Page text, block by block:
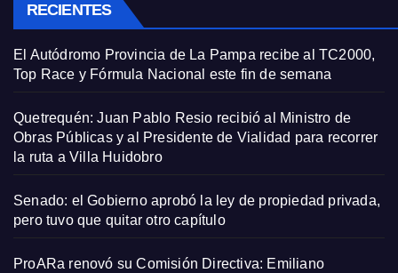
RECIENTES
El Autódromo Provincia de La Pampa recibe al TC2000,
Top Race y Fórmula Nacional este fin de semana
Quetrequén: Juan Pablo Resio recibió al Ministro de
Obras Públicas y al Presidente de Vialidad para recorrer
la ruta a Villa Huidobro
Senado: el Gobierno aprobó la ley de propiedad privada,
pero tuvo que quitar otro capítulo
ProARa renovó su Comisión Directiva: Emiliano